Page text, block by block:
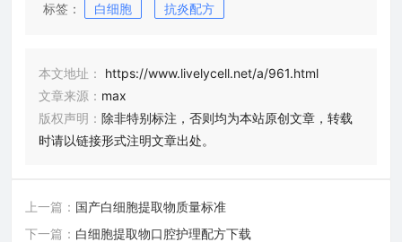
标签： 白细胞 抗炎配方
本文地址：
https://www.livelycell.net/a/961.html
文章来源： max
版权声明： 除非特别标注，否则均为本站原创文章，转载
时请以链接形式注明文章出处。
上一篇： 国产白细胞提取物质量标准
下一篇： 白细胞提取物口腔护理配方下载